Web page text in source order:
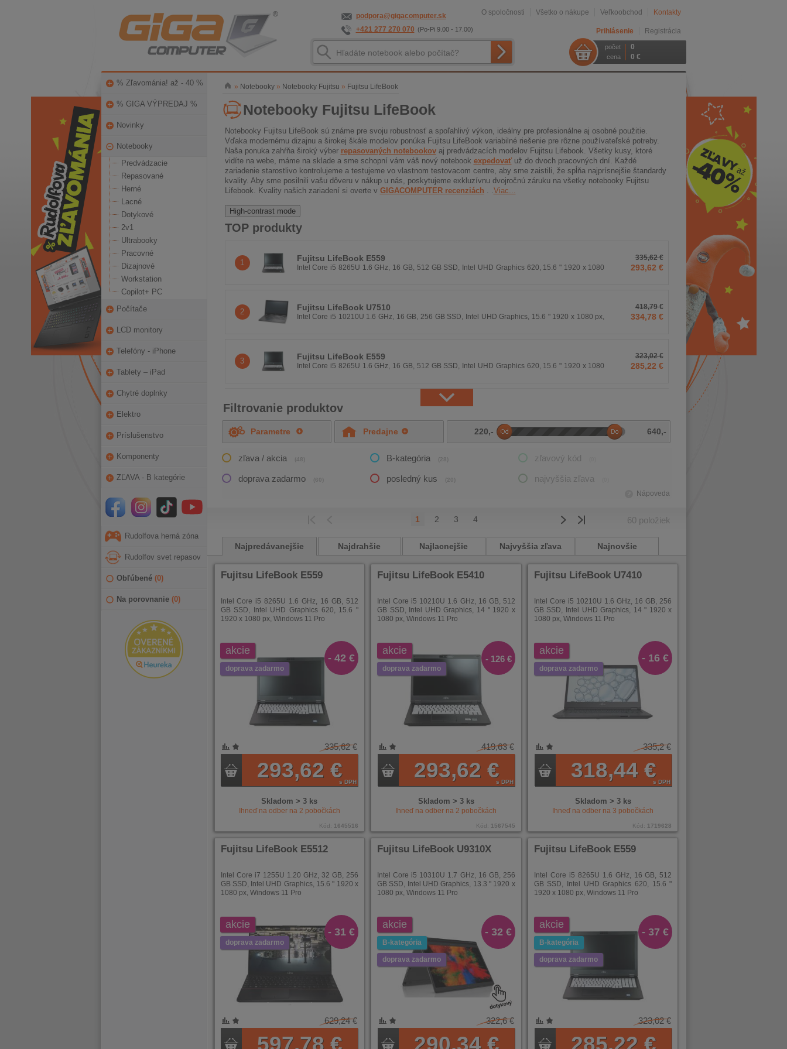
podpora@gigacomputer.sk
+421 277 270 070 (Po-Pi 9.00 - 17.00)
O spoločnosti Všetko o nákupe Veľkoobchod Kontakty
Prihlásenie Registrácia
počet 0
cena 0 €
% Zľavománia! až - 40 %
% GIGA VÝPREDAJ %
Novinky
Notebooky
Predvádzacie
Repasované
Herné
Lacné
Dotykové
2v1
Ultrabooky
Pracovné
Dizajnové
Workstation
Copilot+ PC
Počítače
LCD monitory
Telefóny - iPhone
Tablety – iPad
Chytré doplnky
Elektro
Príslušenstvo
Komponenty
ZĽAVA - B kategórie
Rudolfova herná zóna
Rudolfov svet repasov
Obľúbené (0)
Na porovnanie (0)
» Notebooky» Notebooky Fujitsu » Fujitsu LifeBook
Notebooky Fujitsu LifeBook
Notebooky Fujitsu LifeBook sú známe pre svoju robustnosť a spoľahlivý výkon, ideálny pre profesionálne aj osobné použitie.
Vďaka modernému dizajnu a širokej škále modelov ponúka Fujitsu LifeBook variabilné riešenie pre rôzne používateľské potreby.
Naša ponuka zahŕňa široký výber repasovaných notebookovaj predvádzacích modelov Fujitsu Lifebook. Všetky kusy, ktoré
vidíte na webe, máme na sklade a sme schopní vám váš nový notebook expedovaťuž do dvoch pracovných dní. Každé
zariadenie starostlivo kontrolujeme a testujeme vo vlastnom testovacom centre, aby sme zaistili, že spĺňa najprísnejšie štandardy
kvality. Aby sme posilnili vašu dôveru v nákup u nás, poskytujeme exkluzívnu dvojročnú záruku na všetky notebooky Fujitsu
Lifebook. Kvality našich zariadení si overte v GIGACOMPUTER recenziách . .Viac...
High-contrast mode
TOP produkty
1 Fujitsu LifeBook E559
Intel Core i5 8265U 1.6 GHz, 16 GB, 512 GB SSD, Intel UHD Graphics 620, 15.6 " 1920 x 1080
335,62 €
293,62 €
2 Fujitsu LifeBook U7510
Intel Core i5 10210U 1.6 GHz, 16 GB, 256 GB SSD, Intel UHD Graphics, 15.6 " 1920 x 1080 px,
418,79 €
334,78 €
3 Fujitsu LifeBook E559
Intel Core i5 8265U 1.6 GHz, 16 GB, 512 GB SSD, Intel UHD Graphics 620, 15.6 " 1920 x 1080
323,02 €
285,22 €
Filtrovanie produktov
Parametre Predajne 220,- 640,-
zľava / akcia B-kategória zľavový kód
doprava zadarmo posledný kus najvyššia zľava
Nápoveda
Najpredávanejšie Najdrahšie Najlacnejšie Najvyššia zľava Najnovšie
1 2 3 4 60 položiek
Fujitsu LifeBook E559
Intel Core i5 8265U 1.6 GHz, 16 GB, 512
GB SSD, Intel UHD Graphics 620, 15.6 "
1920 x 1080 px, Windows 11 Pro
akcie
doprava zadarmo
- 42 €
335,62 €
293,62 €s DPH
Skladom > 3 ks
Ihneď na odber na 2 pobočkách
Kód: 1645516
Fujitsu LifeBook E5410
Intel Core i5 10210U 1.6 GHz, 16 GB, 512
GB SSD, Intel UHD Graphics, 14 " 1920 x
1080 px, Windows 11 Pro
akcie
doprava zadarmo
- 126 €
419,63 €
293,62 €s DPH
Skladom > 3 ks
Ihneď na odber na2 pobočkách
Kód: 1567545
Fujitsu LifeBook U7410
Intel Core i5 10210U 1.6 GHz, 16 GB, 256
GB SSD, Intel UHD Graphics, 14 " 1920 x
1080 px, Windows 11 Pro
akcie
doprava zadarmo
- 16 €
POROVNÁNÍ
OBLÍBENÉ 335,2 €
318,44 €s DPH
Skladom > 3 ks
Ihneď na odber na3 pobočkách
Kód: 1719628
Fujitsu LifeBook E5512
Intel Core i7 1255U 1.20 GHz, 32 GB, 256
GB SSD, Intel UHD Graphics, 15.6 " 1920 x
1080 px, Windows 11 Pro
akcie
doprava zadarmo
- 31 €
629,24 €
597,78 €
Fujitsu LifeBook U9310X
Intel Core i5 10310U 1.7 GHz, 16 GB, 256
GB SSD, Intel UHD Graphics, 13.3 " 1920 x
1080 px, Windows 11 Pro
akcie
B-kategória
doprava zadarmo
- 32 €
322,6 €
290,34 €
Fujitsu LifeBook E559
Intel Core i5 8265U 1.6 GHz, 16 GB, 512
GB SSD, Intel UHD Graphics 620, 15.6 "
1920 x 1080 px, Windows 11 Pro
akcie
B-kategória
doprava zadarmo
- 37 €
POROVNÁNÍ
OBLÍBENÉ 323,02 €
285,22 €